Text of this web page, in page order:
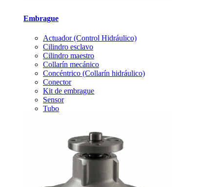
Embrague
Actuador (Control Hidráulico)
Cilindro esclavo
Cilindro maestro
Collarín mecánico
Concéntrico (Collarín hidráulico)
Conector
Kit de embrague
Sensor
Tubo